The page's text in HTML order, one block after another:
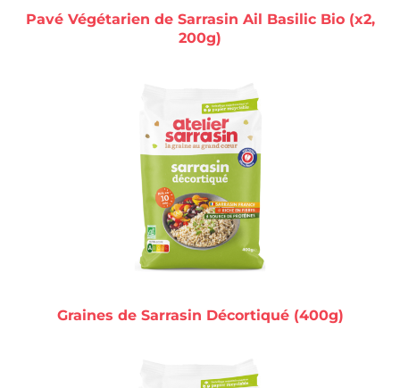
Pavé Végétarien de Sarrasin Ail Basilic Bio (x2,
200g)
Graines de Sarrasin Décortiqué (400g)